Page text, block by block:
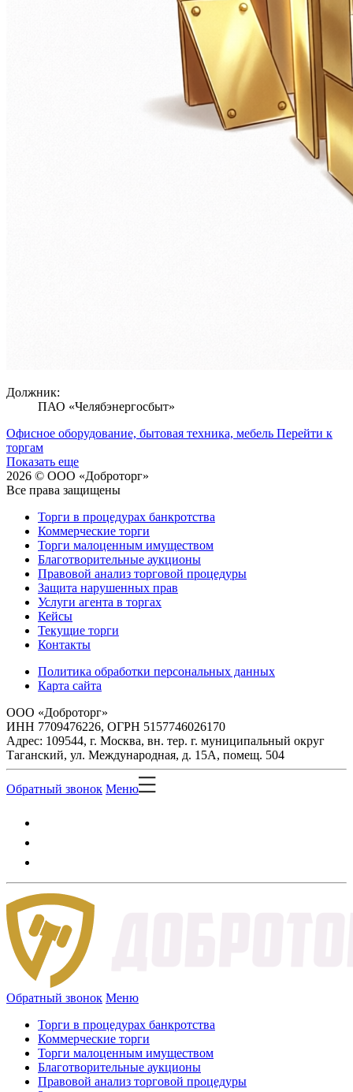
Должник:
ПАО «Челябэнергосбыт»
Офисное оборудование, бытовая техника, мебель Перейти к
торгам
Показать еще
2026 © ООО «Доброторг»
Все права защищены
Торги в процедурах банкротства
Коммерческие торги
Торги малоценным имуществом
Благотворительные аукционы
Правовой анализ торговой процедуры
Защита нарушенных прав
Услуги агента в торгах
Кейсы
Текущие торги
Контакты
Политика обработки персональных данных
Карта сайта
ООО «Доброторг»
ИНН 7709476226, ОГРН 5157746026170
Адрес: 109544, г. Москва, вн. тер. г. муниципальный округ
Таганский, ул. Международная, д. 15А, помещ. 504
Обратный звонок Меню
Обратный звонок Меню
Торги в процедурах банкротства
Коммерческие торги
Торги малоценным имуществом
Благотворительные аукционы
Правовой анализ торговой процедуры